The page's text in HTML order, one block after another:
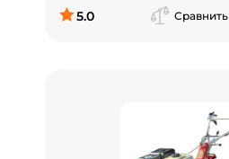
5.0 Сравнить